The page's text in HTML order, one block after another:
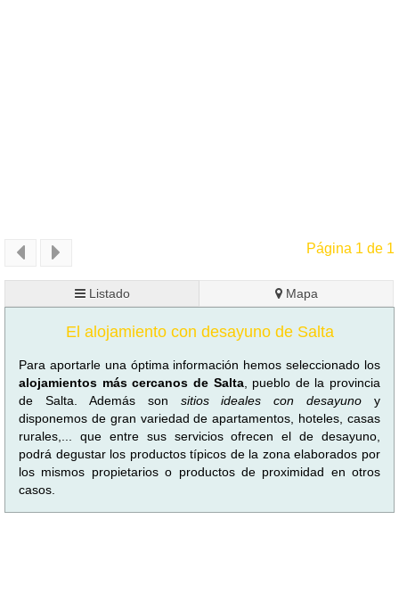
Página 1 de 1
Listado Mapa
El alojamiento con desayuno de Salta
Para aportarle una óptima información hemos seleccionado los
alojamientos más cercanos de Salta, pueblo de la provincia
de Salta. Además son sitios ideales con desayuno y
disponemos de gran variedad de apartamentos, hoteles, casas
rurales,... que entre sus servicios ofrecen el de desayuno,
podrá degustar los productos típicos de la zona elaborados por
los mismos propietarios o productos de proximidad en otros
casos.